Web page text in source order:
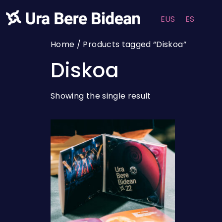
EUS ES
Home / Products tagged “Diskoa”
Diskoa
Showing the single result